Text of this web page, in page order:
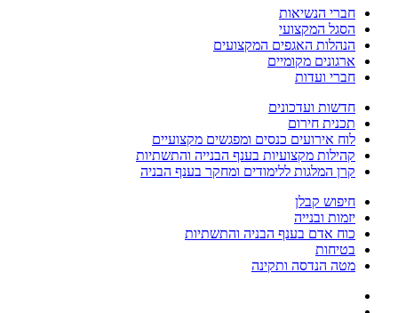
חברי הנשיאות
הסגל המקצועי
הנהלות האגפים המקצועים
ארגונים מקומיים
חברי ועדות
חדשות ועדכונים
תכנית חירום
לוח אירועים כנסים ומפגשים מקצועיים
קהילות מקצועיות בענף הבנייה והתשתיות
קרן המלגות ללימודים ומחקר בענף הבניה
חיפוש קבלן
יזמות ובנייה
כוח אדם בענף הבניה והתשתיות
בטיחות
מטה הנדסה ותקינה